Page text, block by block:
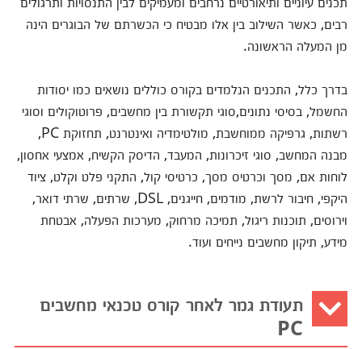
רבים, כאשר השילוב בין אלו מבטיח כי הכשרתם של הבוגרים הינה
מן המעלה הראשונה.
בדרך כלל, התכנים הנלמדים בקורס כוללים נושאים כמו יסודות
החשמל, בסיסי נתונים,סוגי תקשורת בין מחשבים, פרוטוקולים וסוגי
רשתות, גרפיקה ממוחשבת, מולטימדיה ואינטרנט, תחזוקת PC,
מבנה המחשב, סוגי זיכרונות, המעבד, הדיסק הקשיח, אמצעי אחסון,
לוחות אם, מסך וכרטיס מסך, כרטיסי קול, התקני פלט וקלט, ציוד
היקפי, חיבור לרשת, מודמים, חייגנים, DSL, שרתים, שרתי דואר,
וירוסים, תוכנות ריגול, תמיכה מרחוק, מערכות הפעלה, אבטחת
מידע, תיקון מחשבים נייחים ועוד.
תעודת גמר לאחר קורס טכנאי מחשבים
PC